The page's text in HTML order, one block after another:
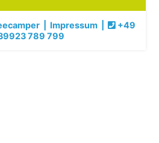
Impressum
+49
789 799